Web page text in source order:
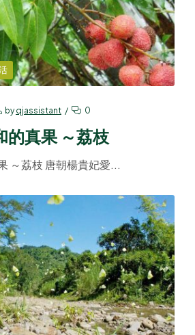
byqjassistant 0
的真果 ～荔枝
～荔枝 唐朝楊貴妃愛...